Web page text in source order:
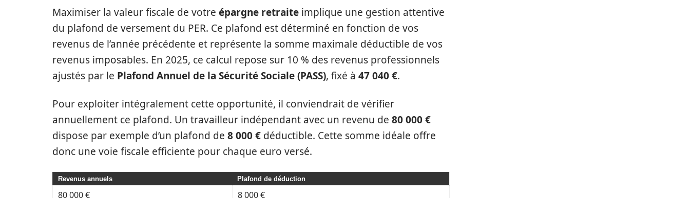
Maximiser la valeur fiscale de votre épargne retraite implique une gestion attentive
du plafond de versement du PER. Ce plafond est déterminé en fonction de vos
revenus de l’année précédente et représente la somme maximale déductible de vos
revenus imposables. En 2025, ce calcul repose sur 10 % des revenus professionnels
ajustés par le Plafond Annuel de la Sécurité Sociale (PASS), fixé à 47 040 €.
Pour exploiter intégralement cette opportunité, il conviendrait de vérifier
annuellement ce plafond. Un travailleur indépendant avec un revenu de 80 000 €
dispose par exemple d’un plafond de 8 000 € déductible. Cette somme idéale offre
donc une voie fiscale efficiente pour chaque euro versé.
Revenus annuels Plafond de déduction
80 000 € 8 000 €